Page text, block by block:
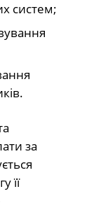
систем;
за
її